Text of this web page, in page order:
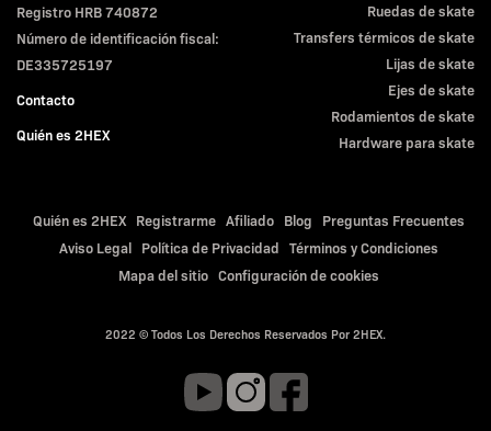
Registro HRB 740872
Número de identificación fiscal:
DE335725197
Contacto
Quién es 2HEX
Ruedas de skate
Transfers térmicos de skate
Lijas de skate
Ejes de skate
Rodamientos de skate
Hardware para skate
Quién es 2HEX Registrarme Afiliado Blog
Preguntas Frecuentes
Aviso Legal
Política de Privacidad
Términos y Condiciones
Mapa del sitio Configuración de cookies
2022 © Todos Los Derechos Reservados Por 2HEX.